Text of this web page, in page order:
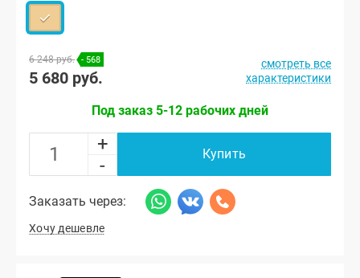
6 248 руб. - 568
5 680 руб.
смотреть все
характеристики
Под заказ 5-12 рабочих дней
+
-
Купить
Заказать через:
Хочу дешевле